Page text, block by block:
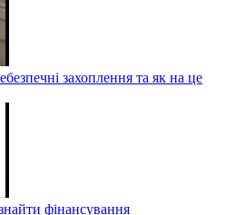
захоплення та як на це
фінансування